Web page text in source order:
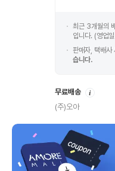
최근 3개월의
입니다. (영업
판매자, 택배사
습니다.
무료배송
(주)오아